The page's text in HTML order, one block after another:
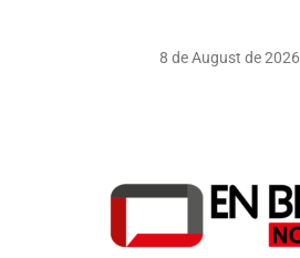
8 de August de 2026